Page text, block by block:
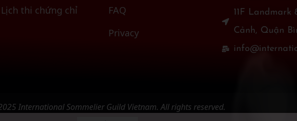
Lịch thi chứng chỉ
FAQ
Privacy
11F Landmark
Cảnh, Quận
International Sommelier Guild Vietnam. All rights reserved.